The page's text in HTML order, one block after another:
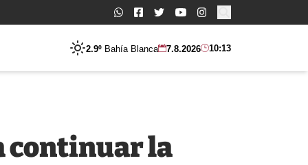
Buscar:
2.9º Bahía Blanca 7.8.2026 10:13
continuar la